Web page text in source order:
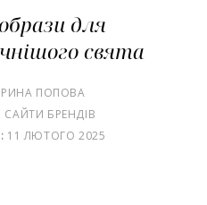
для
свята
ПОПОВА
САЙТИ БРЕНДІВ
11 ЛЮТОГО 2025